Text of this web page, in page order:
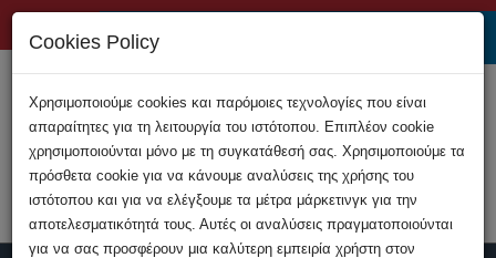
Cookies Policy
Χρησιμοποιούμε cookies και παρόμοιες τεχνολογίες που είναι
απαραίτητες για τη λειτουργία του ιστότοπου. Επιπλέον cookie
χρησιμοποιούνται μόνο με τη συγκατάθεσή σας. Χρησιμοποιούμε τα
πρόσθετα cookie για να κάνουμε αναλύσεις της χρήσης του
ιστότοπου και για να ελέγξουμε τα μέτρα μάρκετινγκ για την
αποτελεσματικότητά τους. Αυτές οι αναλύσεις πραγματοποιούνται
για να σας προσφέρουν μια καλύτερη εμπειρία χρήστη στον